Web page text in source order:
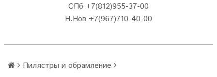
СПб +7(812)955-37-00
Н.Нов +7(967)710-40-00
Пилястры и обрамление